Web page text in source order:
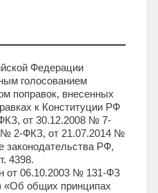
Федерации
голосованием
поправок, внесенных
к Конституции РФ
от 30.12.2008 № 7-
№ 2-ФКЗ, от 21.07.2014 №
законодательства РФ,
4398.
от 06.10.2003 № 131-ФЗ
«Об общих принципах